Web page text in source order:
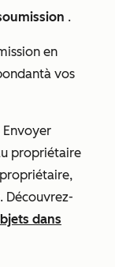
.
en
à vos
Envoyer
propriétaire
Découvrez-
dans